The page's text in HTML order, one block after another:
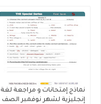
نماذج إمتحانات و مراجعة لغة
إنجليزية لشهر نوفمبر الصف